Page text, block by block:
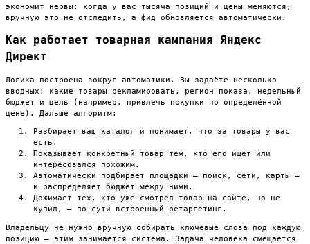
экономит нервы: когда у вас тысяча позиций и цены меняются,
вручную это не отследить, а фид обновляется автоматически.
Как работает товарная кампания Яндекс
Директ
Логика построена вокруг автоматики. Вы задаёте несколько
вводных: какие товары рекламировать, регион показа, недельный
бюджет и цель (например, привлечь покупки по определённой
цене). Дальше алгоритм:
Разбирает ваш каталог и понимает, что за товары у вас
есть.
Показывает конкретный товар тем, кто его ищет или
интересовался похожим.
Автоматически подбирает площадки — поиск, сети, карты —
и распределяет бюджет между ними.
Дожимает тех, кто уже смотрел товар на сайте, но не
купил, — по сути встроенный ретаргетинг.
Владельцу не нужно вручную собирать ключевые слова под каждую
позицию — этим занимается система. Задача человека смещается